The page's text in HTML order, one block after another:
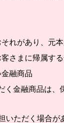
れがあり、元
さまに帰属す
融商品
金融商品は、
いただく場合